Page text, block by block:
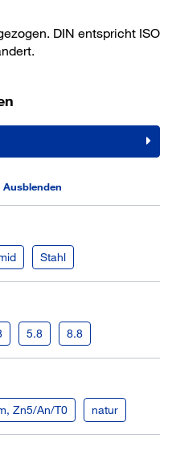
DIN entspricht ISO
Ausblenden
Stahl
5.8 8.8
Zn5/An/T0 natur